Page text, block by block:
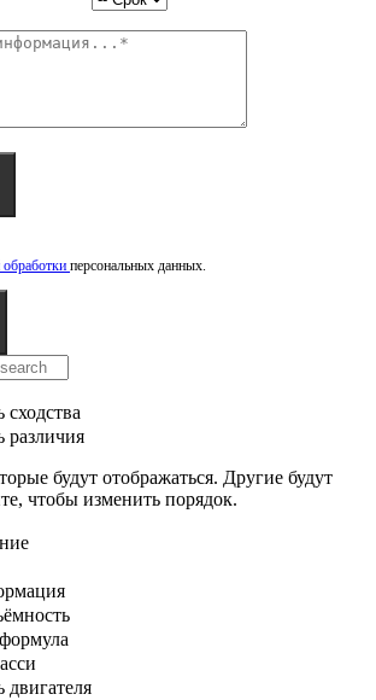
персональных данных.
различия
будут отображаться. Другие будут
чтобы изменить порядок.